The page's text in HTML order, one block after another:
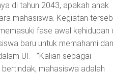
di tahun 2043, apakah anak
mahasiswa. Kegiatan
fase awal kehidupan
baru untuk memahami dan
UI. ”Kalian sebagai
mahasiswa adalah